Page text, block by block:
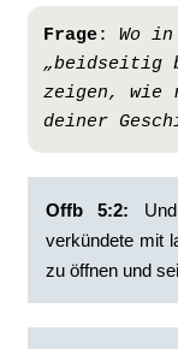
Frage: Wo
„beidseitig
zeigen, wie
deiner
Offb 5:2:
verkündete mit
zu öffnen und